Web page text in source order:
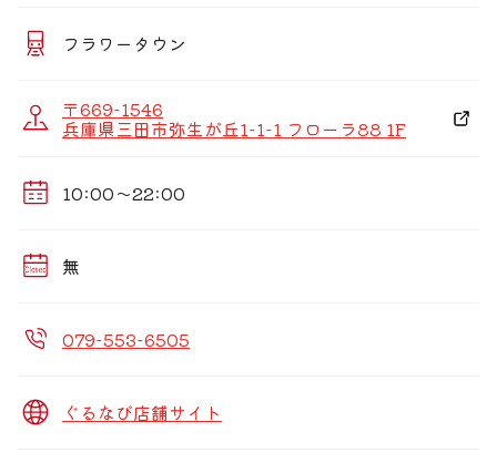
偏愛スポット
各店舗の営業時間の詳細は、サイゼリヤのホームページを
ご確認くださいませ。
フラワータウン
〒669-1546
兵庫県三田市弥生が丘1-1-1 フローラ88 1F
10:00〜22:00
無
079-553-6505
ぐるなび店舗サイト